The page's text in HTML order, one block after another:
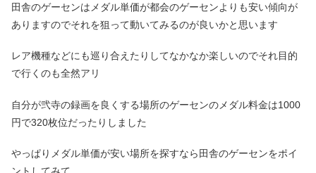
田舎のゲーセンはメダル単価が都会のゲーセンよりも安い傾向が
ありますのでそれを狙って動いてみるのが良いかと思います
レア機種などにも巡り合えたりしてなかなか楽しいのでそれ目的
で行くのも全然アリ
自分が弐寺の録画を良くする場所のゲーセンのメダル料金は1000
円で320枚位だったりしました
やっぱりメダル単価が安い場所を探すなら田舎のゲーセンをポイ